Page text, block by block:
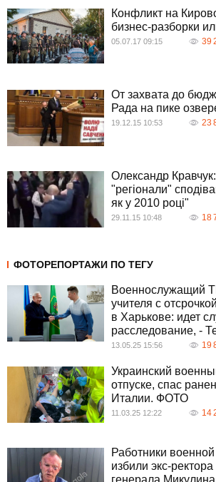
Конфликт на
бизнес-разборки
05.07.17 09:15 39
От захвата до
Рада на пике
19.12.15 10:53 23
Олександр
"регіонали"
як у 2010 році"
29.11.15 10:48 18
ФОТОРЕПОРТАЖИ ПО ТЕГУ
Военнослужащий
учителя с
в Харькове: идет
расследование, -
13.05.25 15:56 19
Украинский
отпуске, спас
Италии. ФОТО
11.03.25 12:22 14
Работники
избили экс-
генерала